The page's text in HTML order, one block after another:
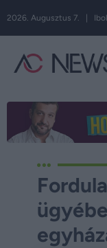
2026. Augusztus 7. |